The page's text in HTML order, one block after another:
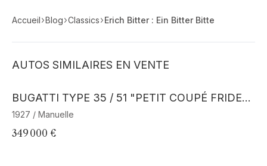
Accueil Blog Classics Erich Bitter : Ein Bitter Bitte
AUTOS SIMILAIRES EN VENTE
Barnes Exclusive
BUGATTI TYPE 35 / 51 "PETIT COUPÉ FRIDERI
CH"
1927 / Manuelle
349 000 €